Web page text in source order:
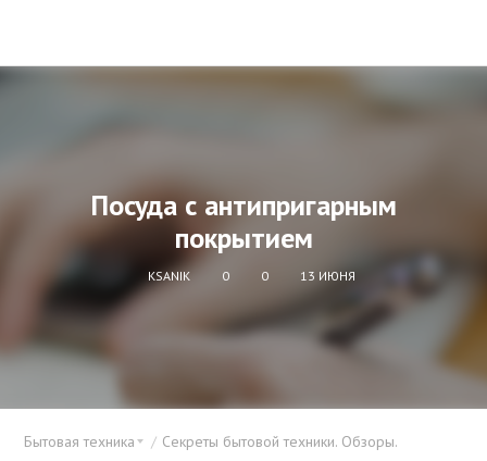
Посуда с антипригарным
покрытием
KSANIK 0 0 13 ИЮНЯ
Бытовая техника Секреты бытовой техники. Обзоры.